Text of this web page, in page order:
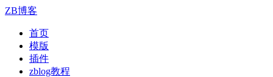
ZB博客
首页
模版
插件
zblog教程